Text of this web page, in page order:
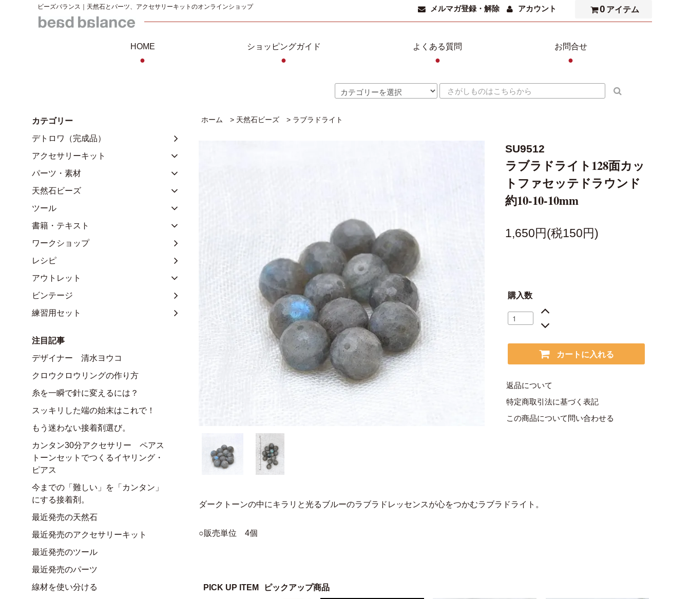
ビーズバランス｜天然石とパーツ、アクセサリーキットのオンラインショップ メルマガ登録・解除 アカウント 0 アイテム
HOME
●
ショッピングガイド
●
よくある質問
●
お問合せ
●
ホーム > 天然石ビーズ > ラブラドライト
SU9512
ラブラドライト128面カッ
トファセッテドラウンド
約10-10-10mm
1,650円(税150円)
購入数
カートに入れる
返品について
特定商取引法に基づく表記
この商品について問い合わせる
ダークトーンの中にキラリと光るブルーのラブラドレッセンスが心をつかむラブラドライト。
○販売単位 4個
PICK UP ITEM ピックアップ商品
カテゴリー
デトロワ（完成品）
アクセサリーキット
パーツ・素材
天然石ビーズ
ツール
書籍・テキスト
ワークショップ
レシピ
アウトレット
ビンテージ
練習用セット
注目記事
デザイナー 清水ヨウコ
クロウクロウリングの作り方
糸を一瞬で針に変えるには？
スッキリした端の始末はこれで！
もう迷わない接着剤選び。
カンタン30分アクセサリー ペアス
トーンセットでつくるイヤリング・
ピアス
今までの「難しい」を「カンタン」
にする接着剤。
最近発売の天然石
最近発売のアクセサリーキット
最近発売のツール
最近発売のパーツ
線材を使い分ける